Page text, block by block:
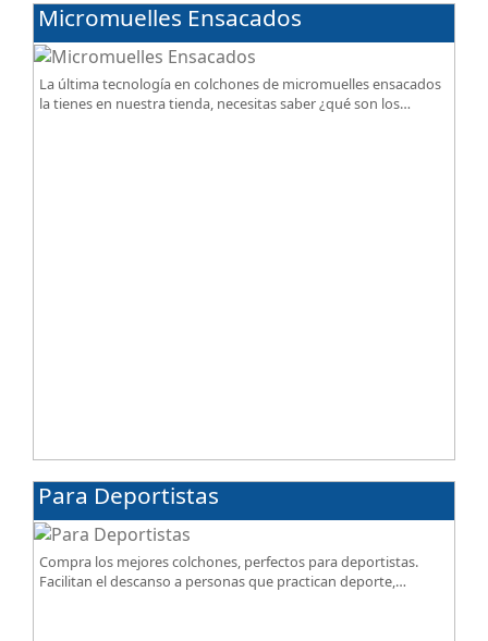
Micromuelles Ensacados
La última tecnología en colchones de micromuelles ensacados
la tienes en nuestra tienda, necesitas saber ¿qué son los
Para Deportistas
Compra los mejores colchones, perfectos para deportistas.
Facilitan el descanso a personas que practican deporte,